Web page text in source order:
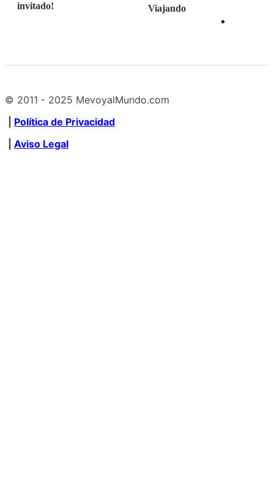
invitado!
Viajando
© 2011 - 2025 MevoyalMundo.com
Política de Privacidad
Aviso Legal